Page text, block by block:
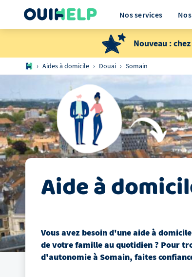
Nos services
Nouveau :
› Aides à domicile › Douai › Somain
Aide à
Vous avez besoin d'une aide à domicile
de votre famille au quotidien ? Pour
d'autonomieà Somain, faites